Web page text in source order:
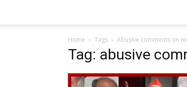
Home Tags Abusive comments on
Tag: abusive